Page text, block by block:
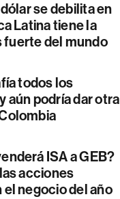
se debilita en
Latina tiene la
fuerte del mundo
todos los
aún podría dar otra
ISA a GEB?
acciones
negocio del año